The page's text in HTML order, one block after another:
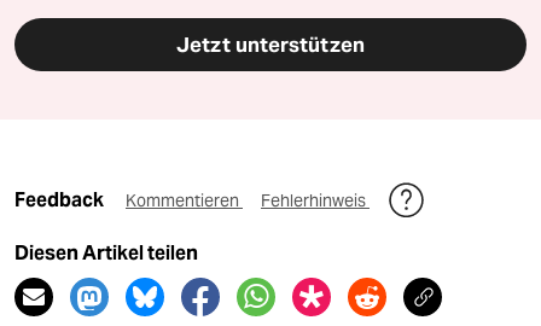
Jetzt unterstützen
Feedback Kommentieren Fehlerhinweis
Diesen Artikel teilen